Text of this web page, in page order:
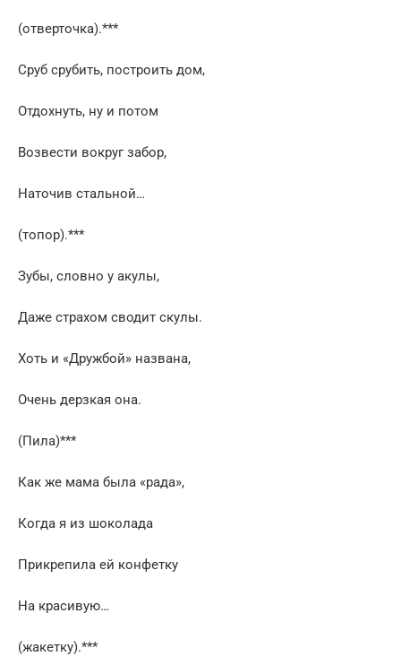
(отверточка).***
Сруб срубить, построить дом,
Отдохнуть, ну и потом
Возвести вокруг забор,
Наточив стальной…
(топор).***
Зубы, словно у акулы,
Даже страхом сводит скулы.
Хоть и «Дружбой» названа,
Очень дерзкая она.
(Пила)***
Как же мама была «рада»,
Когда я из шоколада
Прикрепила ей конфетку
На красивую…
(жакетку).***